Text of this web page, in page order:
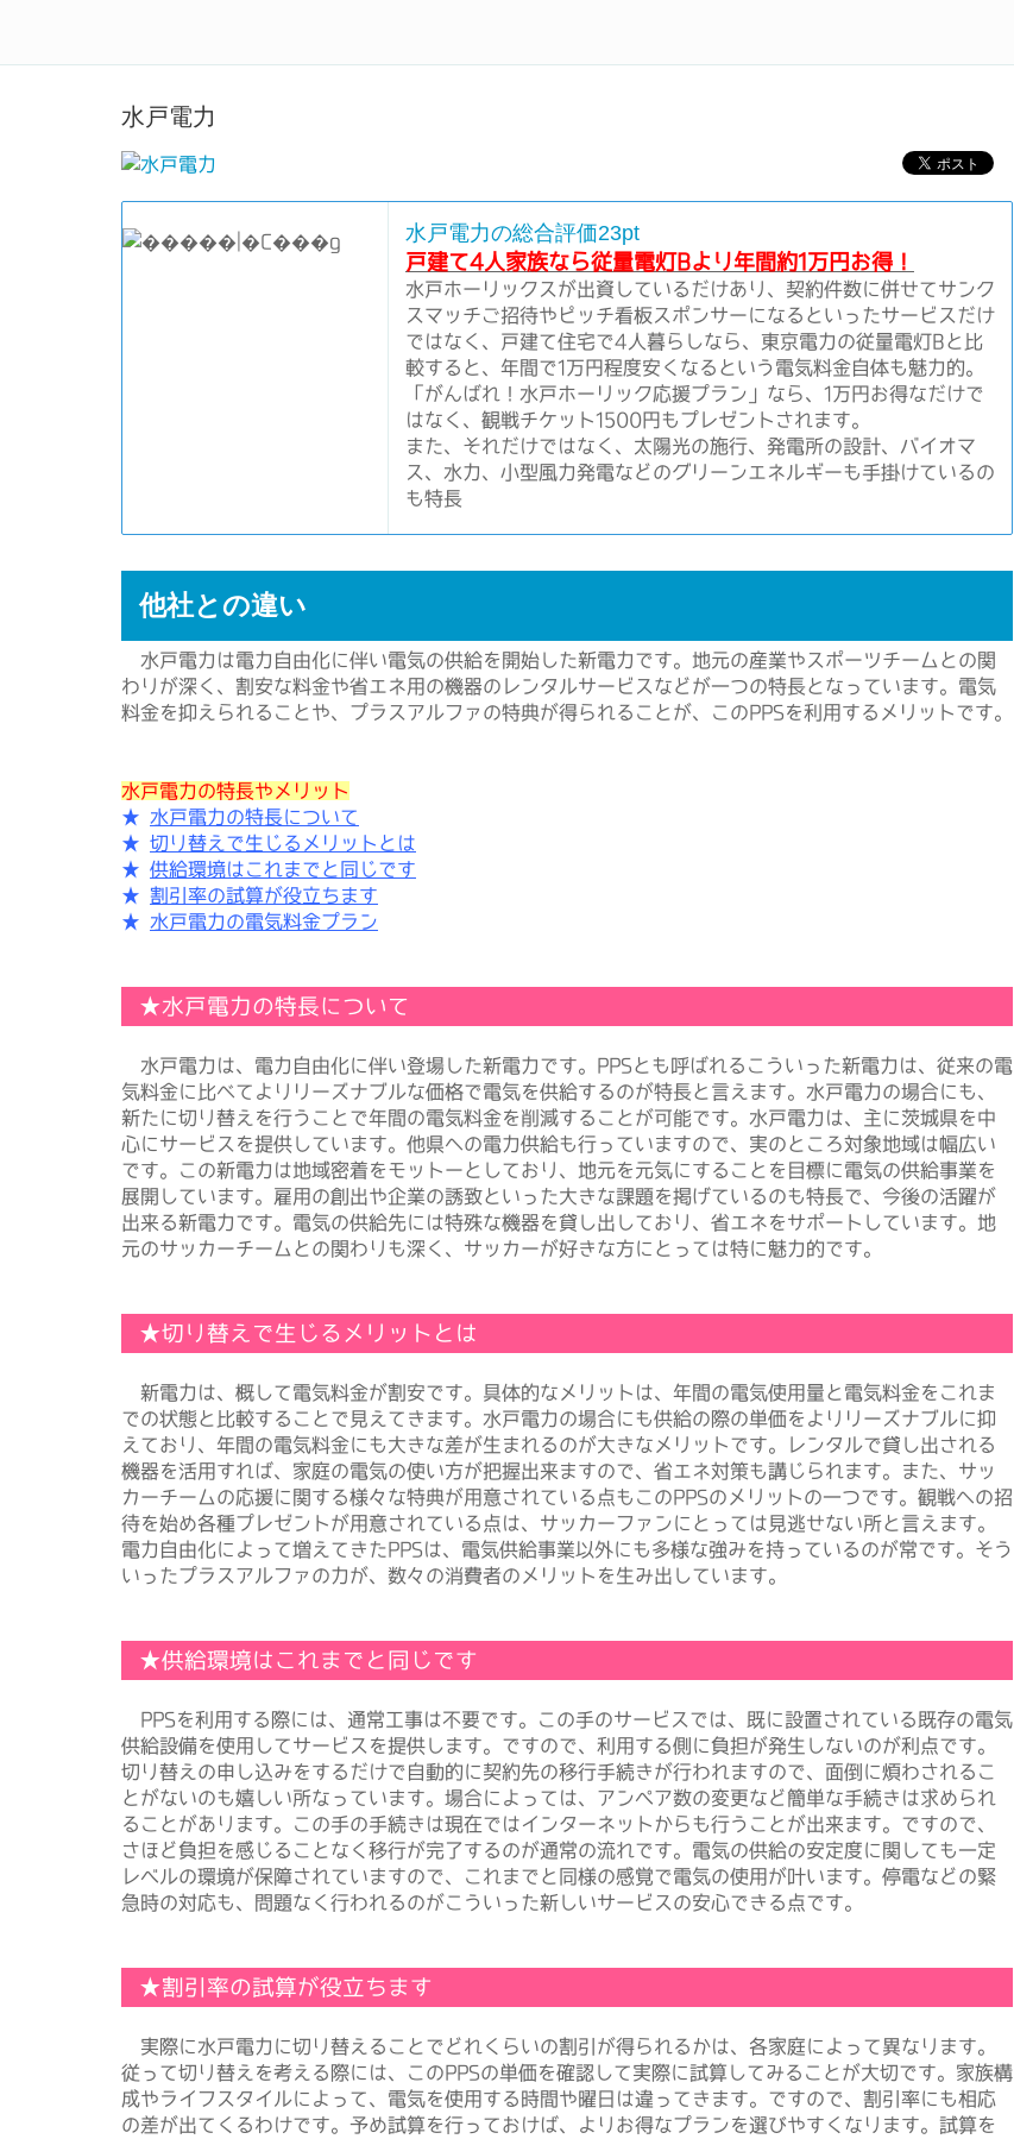
水戸電力
水戸電力の総合評価23pt
戸建て4人家族なら従量電灯Bより年間約1万円お得！
水戸ホーリックスが出資しているだけあり、契約件数に併せてサンク
スマッチご招待やピッチ看板スポンサーになるといったサービスだけ
ではなく、戸建て住宅で4人暮らしなら、東京電力の従量電灯Bと比
較すると、年間で1万円程度安くなるという電気料金自体も魅力的。
「がんばれ！水戸ホーリック応援プラン」なら、1万円お得なだけで
はなく、観戦チケット1500円もプレゼントされます。
また、それだけではなく、太陽光の施行、発電所の設計、バイオマ
ス、水力、小型風力発電などのグリーンエネルギーも手掛けているの
も特長
他社との違い
水戸電力は電力自由化に伴い電気の供給を開始した新電力です。地元の産業やスポーツチームとの関
わりが深く、割安な料金や省エネ用の機器のレンタルサービスなどが一つの特長となっています。電気
料金を抑えられることや、プラスアルファの特典が得られることが、このPPSを利用するメリットです。
水戸電力の特長やメリット
★ 水戸電力の特長について
★ 切り替えで生じるメリットとは
★ 供給環境はこれまでと同じです
★ 割引率の試算が役立ちます
★ 水戸電力の電気料金プラン
★水戸電力の特長について
水戸電力は、電力自由化に伴い登場した新電力です。PPSとも呼ばれるこういった新電力は、従来の電
気料金に比べてよりリーズナブルな価格で電気を供給するのが特長と言えます。水戸電力の場合にも、
新たに切り替えを行うことで年間の電気料金を削減することが可能です。水戸電力は、主に茨城県を中
心にサービスを提供しています。他県への電力供給も行っていますので、実のところ対象地域は幅広い
です。この新電力は地域密着をモットーとしており、地元を元気にすることを目標に電気の供給事業を
展開しています。雇用の創出や企業の誘致といった大きな課題を掲げているのも特長で、今後の活躍が
出来る新電力です。電気の供給先には特殊な機器を貸し出しており、省エネをサポートしています。地
元のサッカーチームとの関わりも深く、サッカーが好きな方にとっては特に魅力的です。
★切り替えで生じるメリットとは
新電力は、概して電気料金が割安です。具体的なメリットは、年間の電気使用量と電気料金をこれま
での状態と比較することで見えてきます。水戸電力の場合にも供給の際の単価をよりリーズナブルに抑
えており、年間の電気料金にも大きな差が生まれるのが大きなメリットです。レンタルで貸し出される
機器を活用すれば、家庭の電気の使い方が把握出来ますので、省エネ対策も講じられます。また、サッ
カーチームの応援に関する様々な特典が用意されている点もこのPPSのメリットの一つです。観戦への招
待を始め各種プレゼントが用意されている点は、サッカーファンにとっては見逃せない所と言えます。
電力自由化によって増えてきたPPSは、電気供給事業以外にも多様な強みを持っているのが常です。そう
いったプラスアルファの力が、数々の消費者のメリットを生み出しています。
★供給環境はこれまでと同じです
PPSを利用する際には、通常工事は不要です。この手のサービスでは、既に設置されている既存の電気
供給設備を使用してサービスを提供します。ですので、利用する側に負担が発生しないのが利点です。
切り替えの申し込みをするだけで自動的に契約先の移行手続きが行われますので、面倒に煩わされるこ
とがないのも嬉しい所なっています。場合によっては、アンペア数の変更など簡単な手続きは求められ
ることがあります。この手の手続きは現在ではインターネットからも行うことが出来ます。ですので、
さほど負担を感じることなく移行が完了するのが通常の流れです。電気の供給の安定度に関しても一定
レベルの環境が保障されていますので、これまでと同様の感覚で電気の使用が叶います。停電などの緊
急時の対応も、問題なく行われるのがこういった新しいサービスの安心できる点です。
★割引率の試算が役立ちます
実際に水戸電力に切り替えることでどれくらいの割引が得られるかは、各家庭によって異なります。
従って切り替えを考える際には、このPPSの単価を確認して実際に試算してみることが大切です。家族構
成やライフスタイルによって、電気を使用する時間や曜日は違ってきます。ですので、割引率にも相応
の差が出てくるわけです。予め試算を行っておけば、よりお得なプランを選びやすくなります。試算を